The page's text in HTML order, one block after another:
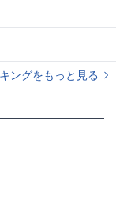
ングをもっと見る